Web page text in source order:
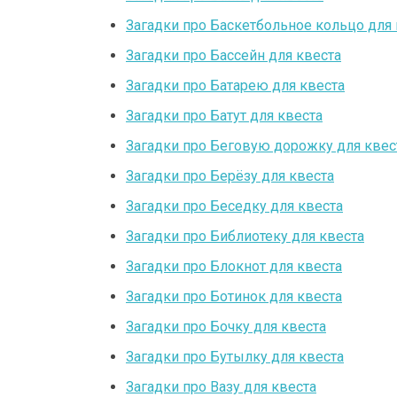
Загадки про Баскетбольное кольцо для
Загадки про Бассейн для квеста
Загадки про Батарею для квеста
Загадки про Батут для квеста
Загадки про Беговую дорожку для
Загадки про Берёзу для квеста
Загадки про Беседку для квеста
Загадки про Библиотеку для квеста
Загадки про Блокнот для квеста
Загадки про Ботинок для квеста
Загадки про Бочку для квеста
Загадки про Бутылку для квеста
Загадки про Вазу для квеста